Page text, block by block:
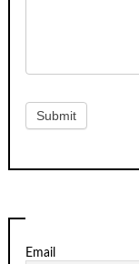
Submit
Email